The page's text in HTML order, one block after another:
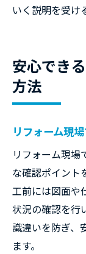
いく説明を受け
安心でき
方法
リフォーム現
リフォーム現場
な確認ポイント
工前には図面や
状況の確認を行
識違いを防ぎ、
ます。